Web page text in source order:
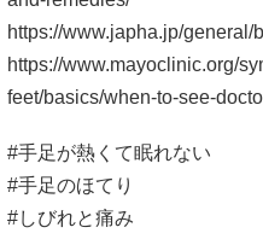
https://www.japha.jp/general/
https://www.mayoclinic.org/
feet/basics/when-to-see-
#手足が熱くて眠れない
#手足のほてり
#しびれと痛み